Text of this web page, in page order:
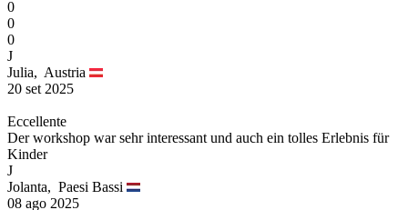
0
0
0
J
Julia, Austria
20 set 2025
Eccellente
Der workshop war sehr interessant und auch ein tolles Erlebnis für
Kinder
J
Jolanta, Paesi Bassi
08 ago 2025